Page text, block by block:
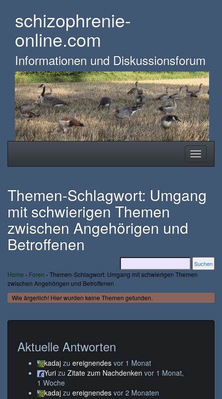
main
content
schizophrenie-
online.com
Informationen und Diskussionsforum
Toggle
Themen-Schlagwort: Umgang
mit schwierigen Themen
zwischen Angehörigen und
Betroffenen
Home › Foren › Themen-Schlagwort: Umgang mit schwierigen Themen
zwischen Angehörigen und Betroffenen
Wie ärgerlich! Hier wurden keine Themen gefunden.
Aktuelle Antworten
kadaj zu ereignendes vor 1 Monat
Yuri zu Zitate zum Nachdenken vor 1 Monat,
1 Woche
kadaj zu ereignendes vor 2 Monaten